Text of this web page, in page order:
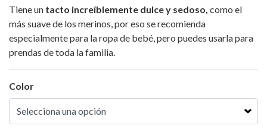
Tiene un tacto increíblemente dulce y sedoso, como el
más suave de los merinos, por eso se recomienda
especialmente para la ropa de bebé, pero puedes usarla para
prendas de toda la familia.
Color